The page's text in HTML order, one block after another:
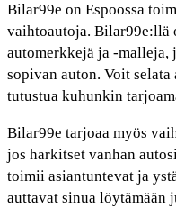
Bilar99e on Espoossa
vaihtoautoja. Bilar99e:llä
automerkkejä ja -
sopivan auton. Voit
tutustua kuhunkin
Bilar99e tarjoaa myös
jos harkitset vanhan
toimii asiantuntevat ja
auttavat sinua löytämään